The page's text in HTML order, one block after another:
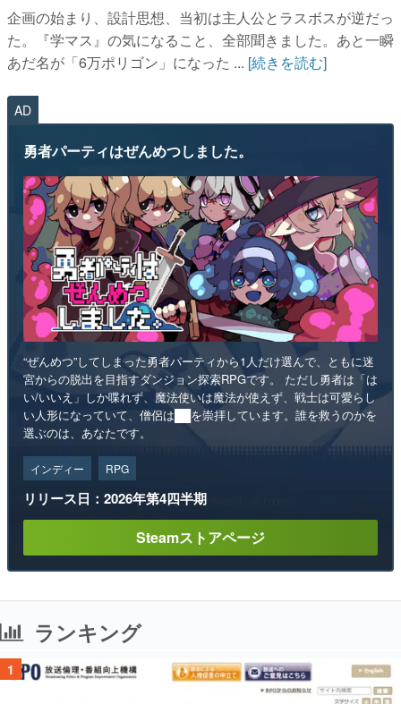
企画の始まり、設計思想、当初は主人公とラスボスが逆だっ
た。『学マス』の気になること、全部聞きました。あと一瞬
あだ名が「6万ポリゴン」になった ... [続きを読む]
AD
勇者パーティはぜんめつしました。
“ぜんめつ”してしまった勇者パーティから1人だけ選んで、ともに迷
宮からの脱出を目指すダンジョン探索RPGです。 ただし勇者は「は
い/いいえ」しか喋れず、魔法使いは魔法が使えず、戦士は可愛らし
い人形になっていて、僧侶は██を崇拝しています。誰を救うのかを
選ぶのは、あなたです。
インディー RPG
リリース日：2026年第4四半期
Steamストアページ
ランキング
1